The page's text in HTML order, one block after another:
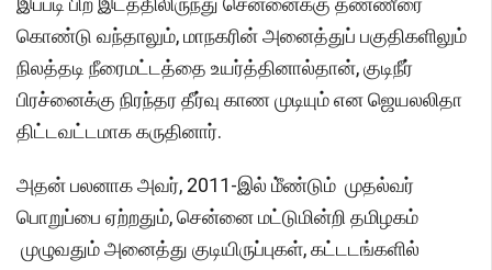
கொண்டு வந்தாலும், மாநகரின் அனைத்துப் பகுதிகளிலும்
நிலத்தடி நீரைமட்டத்தை உயர்த்தினால்தான், குடிநீர்
பிரச்னைக்கு நிரந்தர தீர்வு காண முடியும் என ஜெயலலிதா
திட்டவட்டமாக கருதினார்.
அதன் பலனாக அவர், 2011-இல் மீ்ண்டும் முதல்வர்
பொறுப்பை ஏற்றதும், சென்னை மட்டுமின்றி தமிழகம்
முழுவதும் அனைத்து குடியிருப்புகள், கட்டடங்களில்